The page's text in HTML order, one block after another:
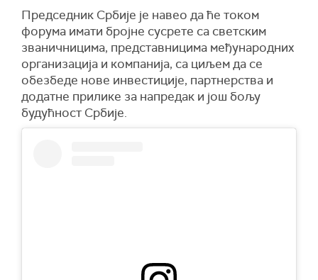
Председник Србије је навео да ће током
форума имати бројне сусрете са светским
званичницима, представницима међународних
организација и компанија, са циљем да се
обезбеде нове инвестиције, партнерства и
додатне прилике за напредак и још бољу
будућност Србије.